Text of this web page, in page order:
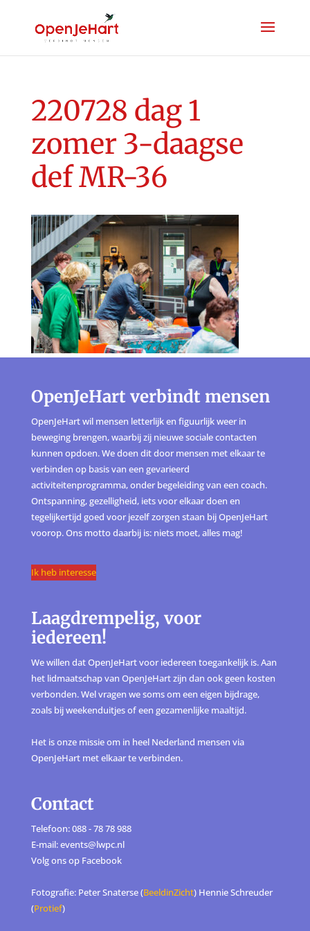
220728 dag 1
zomer 3-daagse
def MR-36
OpenJeHart verbindt mensen
OpenJeHart wil mensen letterlijk en figuurlijk weer in
beweging brengen, waarbij zij nieuwe sociale contacten
kunnen opdoen. We doen dit door mensen met elkaar te
verbinden op basis van een gevarieerd
activiteitenprogramma, onder begeleiding van een coach.
Ontspanning, gezelligheid, iets voor elkaar doen en
tegelijkertijd goed voor jezelf zorgen staan bij OpenJeHart
voorop. Ons motto daarbij is: niets moet, alles mag!
Ik heb interesse
Laagdrempelig, voor
iedereen!
We willen dat OpenJeHart voor iedereen toegankelijk is. Aan
het lidmaatschap van OpenJeHart zijn dan ook geen kosten
verbonden. Wel vragen we soms om een eigen bijdrage,
zoals bij weekenduitjes of een gezamenlijke maaltijd.
Het is onze missie om in heel Nederland mensen via
OpenJeHart met elkaar te verbinden.
Contact
Telefoon: 088 - 78 78 988
E-mail: events@lwpc.nl
Volg ons op Facebook
Fotografie: Peter Snaterse (BeeldinZicht) Hennie Schreuder
(Protief)